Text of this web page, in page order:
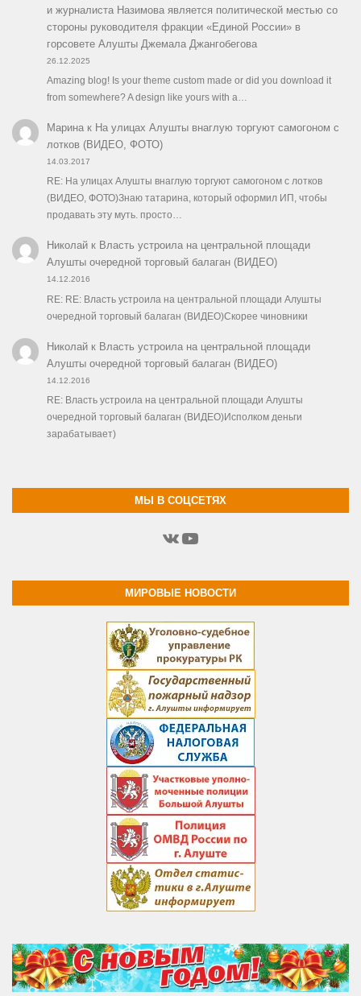
и журналиста Назимова является политической местью со
стороны руководителя фракции «Единой России» в
горсовете Алушты Джемала Джангобегова
26.12.2025
Amazing blog! Is your theme custom made or did you download it
from somewhere? A design like yours with a…
Маринак На улицах Алушты внаглую торгуют самогоном с
лотков (ВИДЕО, ФОТО)
14.03.2017
RE: На улицах Алушты внаглую торгуют самогоном с лотков
(ВИДЕО, ФОТО)Знаю татарина, который оформил ИП, чтобы
продавать эту муть. просто…
Николайк Власть устроила на центральной площади
Алушты очередной торговый балаган (ВИДЕО)
14.12.2016
RE: RE: Власть устроила на центральной площади Алушты
очередной торговый балаган (ВИДЕО)Скорее чиновники
Николайк Власть устроила на центральной площади
Алушты очередной торговый балаган (ВИДЕО)
14.12.2016
RE: Власть устроила на центральной площади Алушты
очередной торговый балаган (ВИДЕО)Исполком деньги
зарабатывает)
МЫ В СОЦСЕТЯХ
ВКонтакте
YouTube
МИРОВЫЕ НОВОСТИ